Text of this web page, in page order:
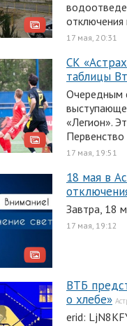
17 мая, 20:31
СК
таблицы
Очередным
«Легион».
Первенство
17 мая, 19:51
18 мая в
Завтра, 18
17 мая, 19:12
ВТБ
о хлебе»
erid: